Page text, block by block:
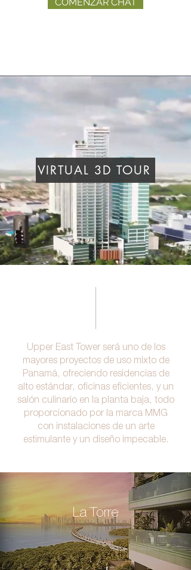
VIRTUAL 3D TOUR
Upper East Tower será uno de los
mayores proyectos de uso mixto de
Panamá, ofreciendo residencias de
alto estándar, oficinas eficientes, y un
salón culinario en la planta baja, todo
proporcionado por la marca MMG
con instalaciones de un arte
estimulante y un diseño impecable.
La Torre